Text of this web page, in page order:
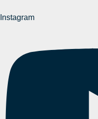
Instagram